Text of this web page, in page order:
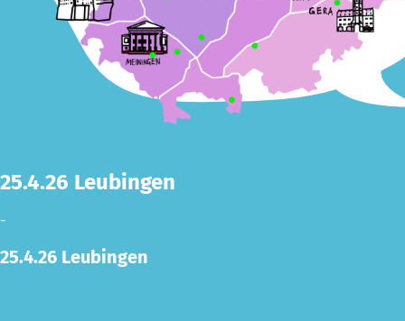
25.4.26 Leubingen
-
25.4.26 Leubingen